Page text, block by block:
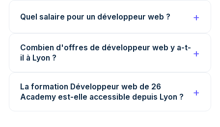
Quel salaire pour un développeur web ?
Combien d'offres de développeur web y a-t-
il à Lyon ?
La formation Développeur web de 26
Academy est-elle accessible depuis Lyon ?